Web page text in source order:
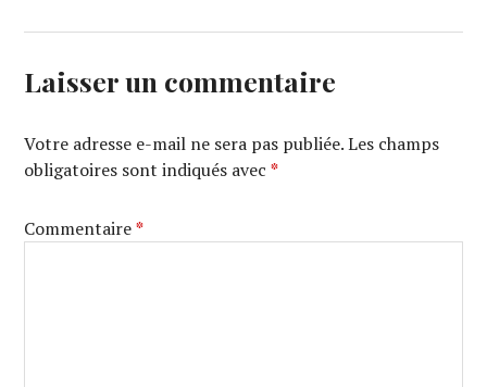
Laisser un commentaire
Votre adresse e-mail ne sera pas publiée. Les champs
obligatoires sont indiqués avec*
Commentaire*